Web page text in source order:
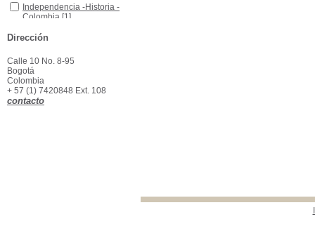
Independencia -Historia -Colombia
Independencia -Historia -
Colombia [1]
Dirección
Calle 10 No. 8-95
Bogotá
Colombia
+ 57 (1) 7420848 Ext. 108
contacto